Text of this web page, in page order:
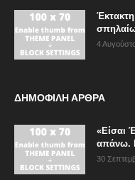
4
ΔΗΜΟΦΙΛΗ ΑΡΘΡΑ
«Είσαι
απάνω.
30